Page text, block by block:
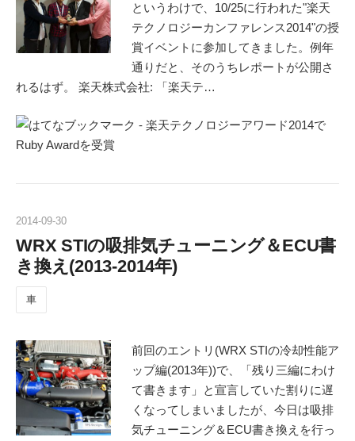
というわけで、10/25に行われた"楽天
テクノロジーカンファレンス2014"の授
賞イベントに参加してきました。例年
通りだと、そのうちレポートが公開さ
れるはず。 楽天株式会社: 「楽天テ…
2014-09-30
WRX STIの吸排気チューニング＆ECU書
き換え(2013-2014年)
車
前回のエントリ(WRX STIの冷却性能ア
ップ編(2013年))で、「残り三編にわけ
て書きます」と宣言していた割りに遅
くなってしまいましたが、今日は吸排
気チューニング＆ECU書き換えを行っ